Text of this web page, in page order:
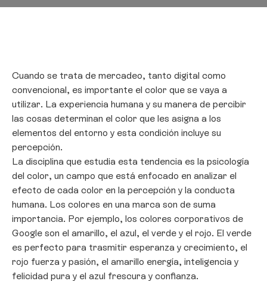
Cuando se trata de mercadeo, tanto digital como
convencional, es importante el color que se vaya a
utilizar. La experiencia humana y su manera de percibir
las cosas determinan el color que les asigna a los
elementos del entorno y esta condición incluye su
percepción.
La disciplina que estudia esta tendencia es la psicología
del color, un campo que está enfocado en analizar el
efecto de cada color en la percepción y la conducta
humana. Los colores en una marca son de suma
importancia. Por ejemplo, los colores corporativos de
Google son el amarillo, el azul, el verde y el rojo. El verde
es perfecto para trasmitir esperanza y crecimiento, el
rojo fuerza y pasión, el amarillo energía, inteligencia y
felicidad pura y el azul frescura y confianza.